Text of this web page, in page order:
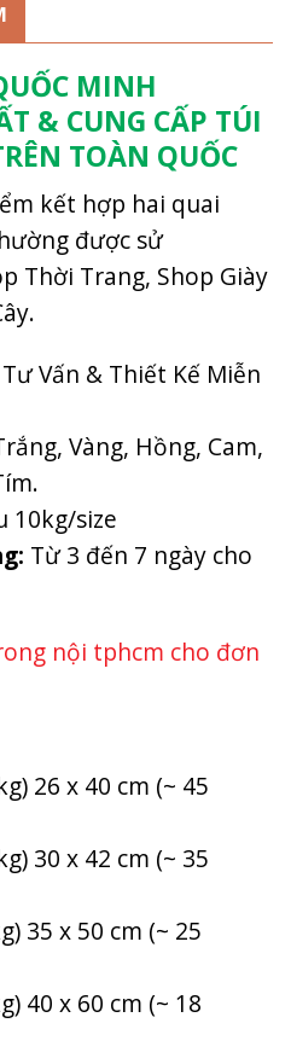
MINH
& CUNG CẤP TÚI
TOÀN QUỐC
kết hợp hai quai
được sử
Thời Trang, Shop Giày
Vấn & Thiết Kế Miễn
Vàng, Hồng, Cam,
10kg/size
Từ 3 đến 7 ngày cho
nội tphcm cho đơn
26 x 40 cm (~ 45
30 x 42 cm (~ 35
35 x 50 cm (~ 25
40 x 60 cm (~ 18